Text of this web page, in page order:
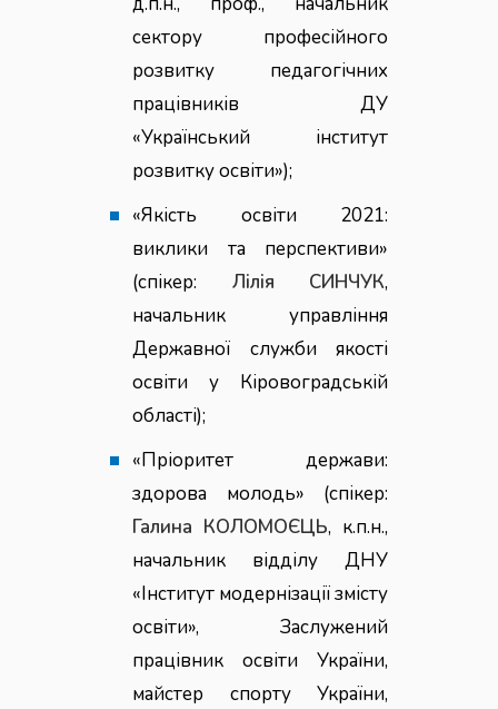
сектору професійного
розвитку педагогічних
працівників ДУ
«Український інститут
розвитку освіти»);
«Якість освіти 2021:
виклики та перспективи»
(спікер: Лілія СИНЧУК,
начальник управління
Державної служби якості
освіти у Кіровоградській
області);
«Пріоритет держави:
здорова молодь» (спікер:
Галина КОЛОМОЄЦЬ, к.п.н.,
начальник відділу ДНУ
«Інститут модернізації змісту
освіти», Заслужений
працівник освіти України,
майстер спорту України,